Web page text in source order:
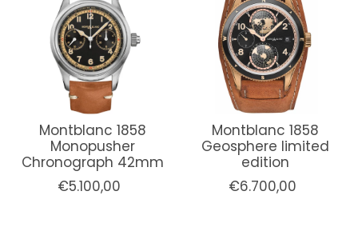
Montblanc 1858
Monopusher
Chronograph 42mm
€5.100,00
Montblanc 1858
Geosphere limited
edition
€6.700,00